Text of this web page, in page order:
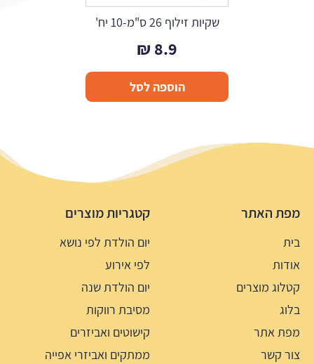
שקיות זילוף 26 ס"מ-10 יח'
8.9
₪
הוספה לסל
מפת האתר
בית
אודות
קטלוג מוצרים
בלוג
מפת אתר
צור קשר
קטגריות מוצרים
יום הולדת לפי נושא
לפי אירוע
יום הולדת שנה
מסיבת רווקות
קישוטים ואביזרים
ממתקים ואביזרי אפייה